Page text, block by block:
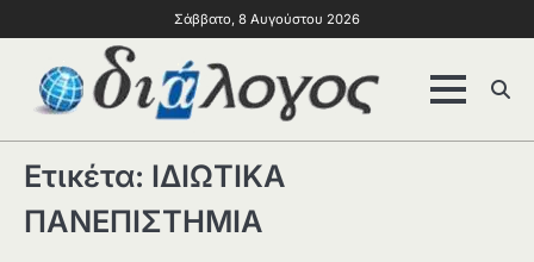
Σάββατο, 8 Αυγούστου 2026
Ετικέτα: ΙΔΙΩΤΙΚΑ
ΠΑΝΕΠΙΣΤΗΜΙΑ